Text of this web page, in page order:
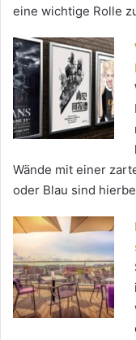
eine wichtige Rolle
Wände mit einer
oder Blau sind